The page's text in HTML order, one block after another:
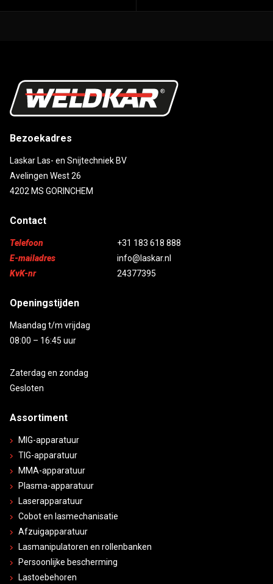
Bezoekadres
Laskar Las- en Snijtechniek BV
Avelingen West 26
4202 MS GORINCHEM
Contact
Telefoon
+31 183 618 888
E-mailadres
info@laskar.nl
KvK-nr
24377395
Openingstijden
Maandag t/m vrijdag
08:00 – 16:45 uur
Zaterdag en zondag
Gesloten
Assortiment
MIG-apparatuur
TIG-apparatuur
MMA-apparatuur
Plasma-apparatuur
Laserapparatuur
Cobot en lasmechanisatie
Afzuigapparatuur
Lasmanipulatoren en rollenbanken
Persoonlijke bescherming
Lastoebehoren